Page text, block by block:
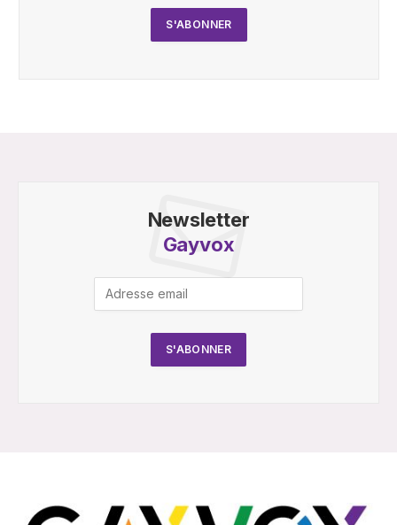
Newsletter
Gayvox